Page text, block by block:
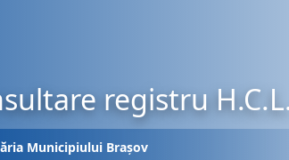
registru
Municipiului Brașov